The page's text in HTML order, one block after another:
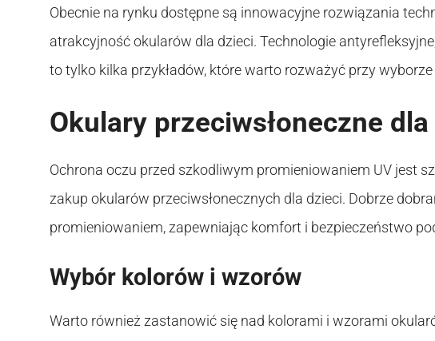
Obecnie na rynku dostępne są innowacyjne rozwiązania
atrakcyjność okularów dla dzieci. Technologie
to tylko kilka przykładów, które warto rozważyć przy
Okulary przeciwsłoneczne
Ochrona oczu przed szkodliwym promieniowaniem UV jest
zakup okularów przeciwsłonecznych dla dzieci. Dobrze
promieniowaniem, zapewniając komfort i bezpieczeństwo
Wybór kolorów i wzorów
Warto również zastanowić się nad kolorami i wzorami